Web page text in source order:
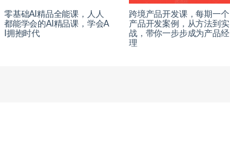
零基础AI精品全能课，人人
都能学会的AI精品课，学会A
I拥抱时代
跨境产品开发课，每期一个
产品开发案例，从方法到实
战，带你一步步成为产品经
理